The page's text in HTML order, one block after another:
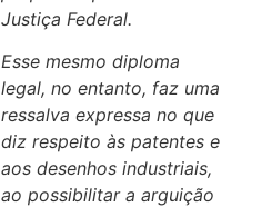
Justiça Federal.
Esse mesmo diploma
legal, no entanto, faz uma
ressalva expressa no que
diz respeito às patentes e
aos desenhos industriais,
ao possibilitar a arguição